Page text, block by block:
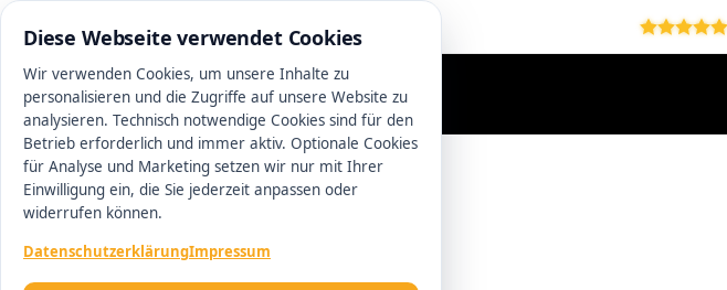
0511 13221100
Diese Webseite verwendet Cookies
Wir verwenden Cookies, um unsere Inhalte zu
personalisieren und die Zugriffe auf unsere Website zu
analysieren. Technisch notwendige Cookies sind für den
Betrieb erforderlich und immer aktiv. Optionale Cookies
für Analyse und Marketing setzen wir nur mit Ihrer
Einwilligung ein, die Sie jederzeit anpassen oder
widerrufen können.
DatenschutzerklärungImpressum